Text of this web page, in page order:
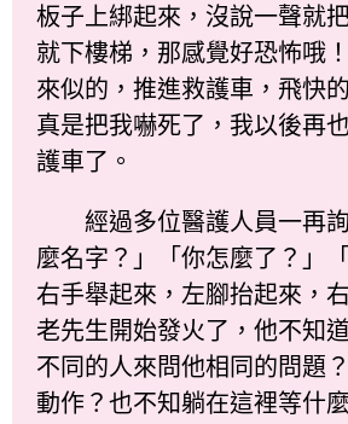
板子上綁起來，沒說一聲就
就下樓梯，那感覺好恐怖哦
來似的，推進救護車，飛快
真是把我嚇死了，我以後再
護車了。
經過多位醫護人員一再詢
麼名字？」「你怎麼了？」
右手舉起來，左腳抬起來，右
老先生開始發火了，他不知
不同的人來問他相同的問題
動作？也不知躺在這裡等什